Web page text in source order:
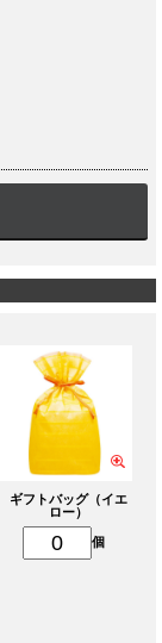
ギフトバッグ（イエ
ロー）
個